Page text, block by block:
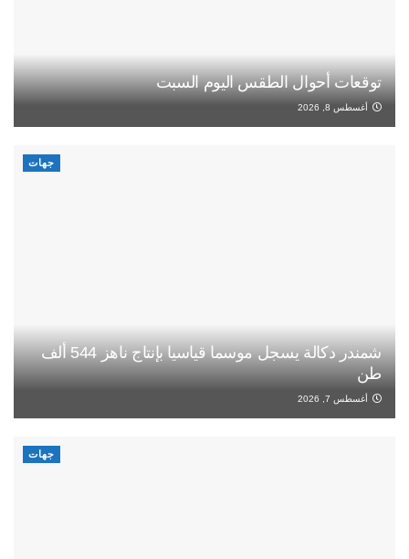
توقعات أحوال الطقس اليوم السبت
أغسطس 8, 2026
جهات
شمندر دكالة يسجل موسما قياسيا بإنتاج ناهز 544 ألف
طن
أغسطس 7, 2026
جهات